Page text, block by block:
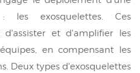
les exosquelettes. Ces
et d'amplifier les
en compensant les
Deux types d'exosquelettes